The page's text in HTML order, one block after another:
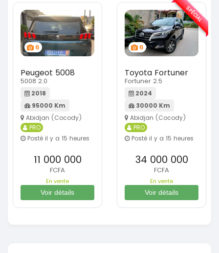
6
Peugeot 5008
5008 2.0
2018
95000 Km
Abidjan (Cocody)
PRO
Posté il y a 15 heures
11 000 000
FCFA
En vente
Voir détails
6
Toyota Fortuner
Fortuner 2.5
2024
30000 Km
Abidjan (Cocody)
PRO
Posté il y a 15 heures
34 000 000
FCFA
En vente
Voir détails
SPÉCIAL